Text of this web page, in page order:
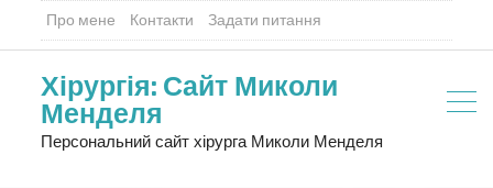
Про мене Контакти Задати питання
Хірургія: Сайт Миколи
Менделя
Персональний сайт хірурга Миколи Менделя